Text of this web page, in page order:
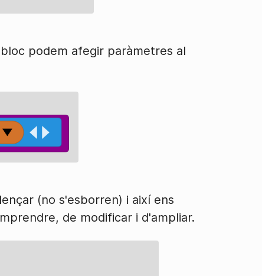
podem afegir paràmetres al
(no s'esborren) i així ens
de modificar i d'ampliar.